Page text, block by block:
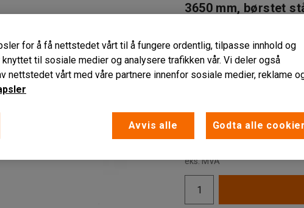
3650 mm, børstet
Fleksibel avsperring
For utendørsbruk
Fjærbelastet bånd
eks. MVA
for å få nettstedet vårt til å fungere ordentlig, tilpasse innhold og
til sosiale medier og analysere trafikken vår. Vi deler også
nettstedet vårt med våre partnere innenfor sosiale medier, reklame
Avvis alle Godta alle cookier